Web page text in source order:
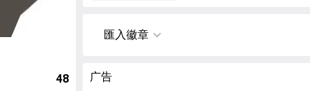
48
匯入徽章
广告